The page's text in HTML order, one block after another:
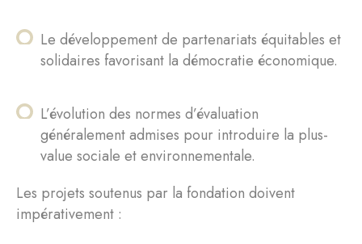
Le développement de partenariats équitables et
solidaires favorisant la démocratie économique.
L’évolution des normes d’évaluation
généralement admises pour introduire la plus-
value sociale et environnementale.
Les projets soutenus par la fondation doivent
impérativement :